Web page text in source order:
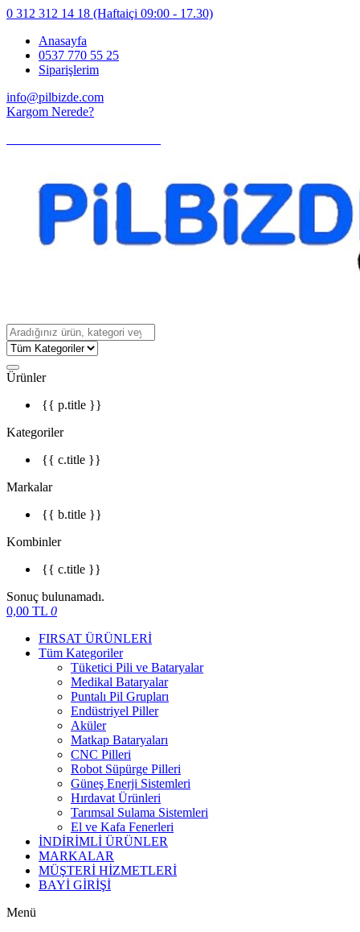
0 312 312 14 18 (Haftaiçi 09:00 - 17.30)
Anasayfa
0537 770 55 25
Siparişlerim
info@pilbizde.com
Kargom Nerede?
Ürünler
{{ p.title }}
Kategoriler
{{ c.title }}
Markalar
{{ b.title }}
Kombinler
{{ c.title }}
Sonuç bulunamadı.
0,00 TL 0
FIRSAT ÜRÜNLERİ
Tüm Kategoriler
Tüketici Pili ve Bataryalar
Medikal Bataryalar
Puntalı Pil Grupları
Endüstriyel Piller
Aküler
Matkap Bataryaları
CNC Pilleri
Robot Süpürge Pilleri
Güneş Enerji Sistemleri
Hırdavat Ürünleri
Tarımsal Sulama Sistemleri
El ve Kafa Fenerleri
İNDİRİMLİ ÜRÜNLER
MARKALAR
MÜŞTERİ HİZMETLERİ
BAYİ GİRİŞİ
Menü